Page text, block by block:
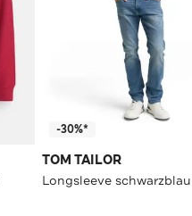
-30%*
TOM TAILOR
Longsleeve schwarzblau